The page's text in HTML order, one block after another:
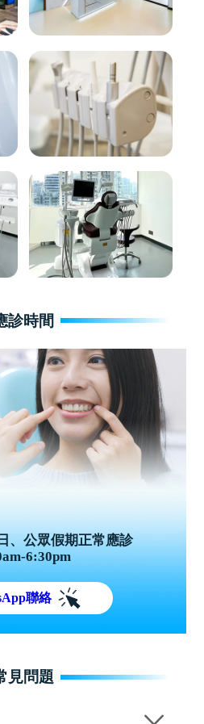
診時間
、公眾假期正常應診
6:30pm
聯絡
見問題